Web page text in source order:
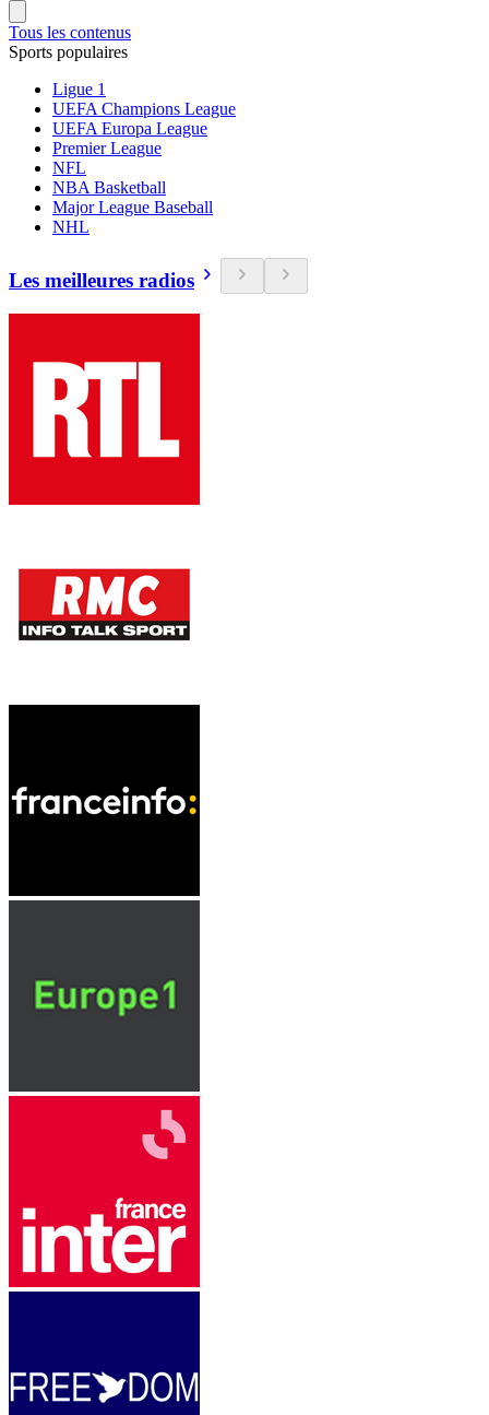
Tous les contenus
Sports populaires
Ligue 1
UEFA Champions League
UEFA Europa League
Premier League
NFL
NBA Basketball
Major League Baseball
NHL
Les meilleures radios